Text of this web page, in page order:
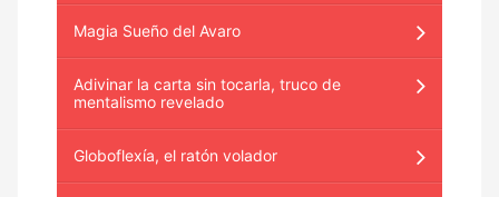
Magia Sueño del Avaro
Adivinar la carta sin tocarla, truco de
mentalismo revelado
Globoflexía, el ratón volador